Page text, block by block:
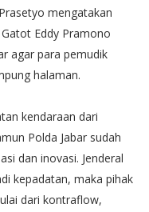
mengatakan
Eddy Pramono
agar para pemudik
halaman.
kendaraan dari
Polda Jabar sudah
dan inovasi. Jenderal
kepadatan, maka pihak
dari kontraflow,